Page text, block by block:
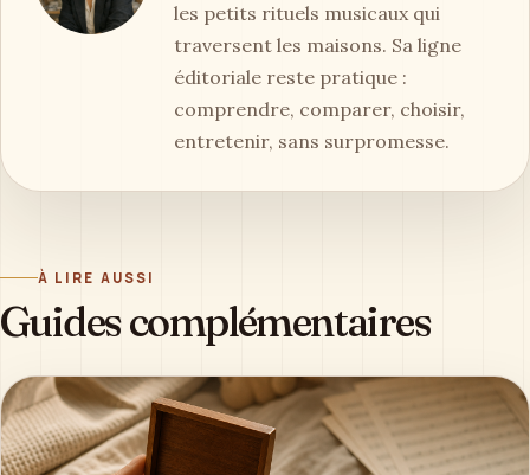
les petits rituels musicaux qui
traversent les maisons. Sa ligne
éditoriale reste pratique :
comprendre, comparer, choisir,
entretenir, sans surpromesse.
À LIRE AUSSI
Guides complémentaires